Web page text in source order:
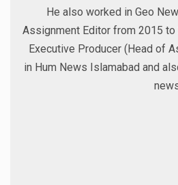
He also worked in Geo
Assignment Editor from 2015
Executive Producer (Head of
in Hum News Islamabad and